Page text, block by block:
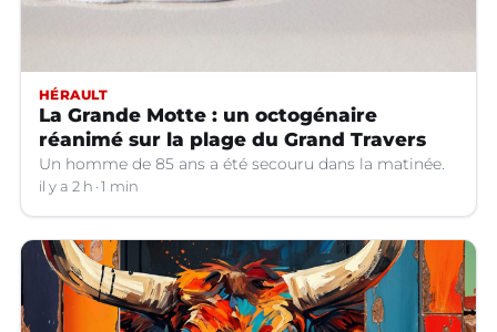
HÉRAULT
La Grande Motte : un octogénaire
réanimé sur la plage du Grand Travers
Un homme de 85 ans a été secouru dans la matinée.
il y a 2 h 1 min